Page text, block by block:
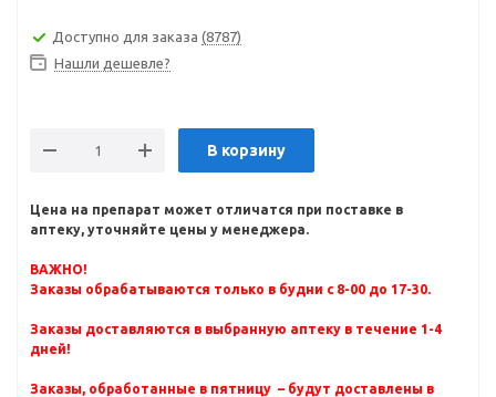
Доступно для заказа (8787)
Нашли дешевле?
В корзину
Цена на препарат может отличатся при поставке в
аптеку, уточняйте цены у менеджера.
ВАЖНО!
Заказы обрабатываются только в будни с 8-00 до 17-30.
Заказы доставляются в выбранную аптеку в течение 1-4
дней!
Заказы, обработанные в пятницу – будут доставлены в